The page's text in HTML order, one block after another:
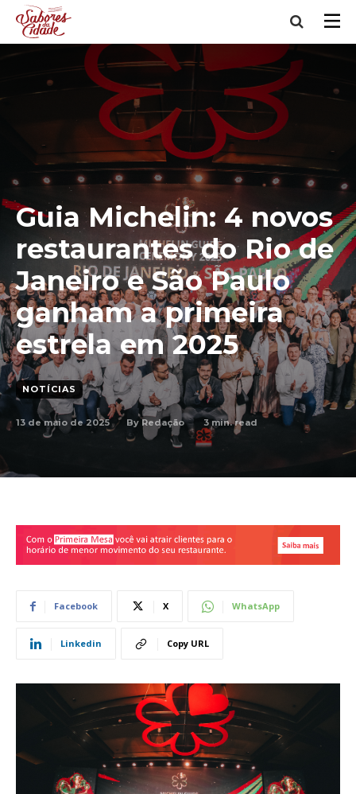
Guia Michelin: 4 novos
restaurantes do Rio de
Janeiro e São Paulo
ganham a primeira
estrela em 2025
NOTÍCIAS
13 de maio de 2025 By Redação 3 min. read
Facebook X WhatsApp
Linkedin Copy URL